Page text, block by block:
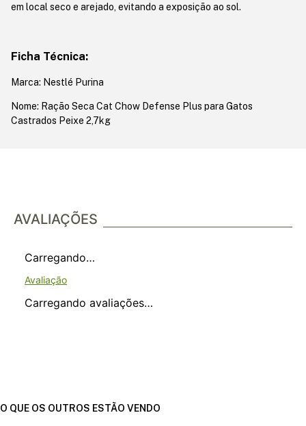
em local seco e arejado, evitando a exposição ao sol.
Ficha Técnica:
Marca: Nestlé Purina
Nome: Ração Seca Cat Chow Defense Plus para Gatos
Castrados Peixe 2,7kg
AVALIAÇÕES
Carregando…
Carregando avaliações…
O QUE OS OUTROS ESTÃO VENDO